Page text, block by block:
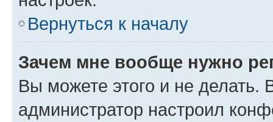
Вернуться к началу
Зачем мне вообще нужно
Вы можете этого и не делать.
администратор настроил